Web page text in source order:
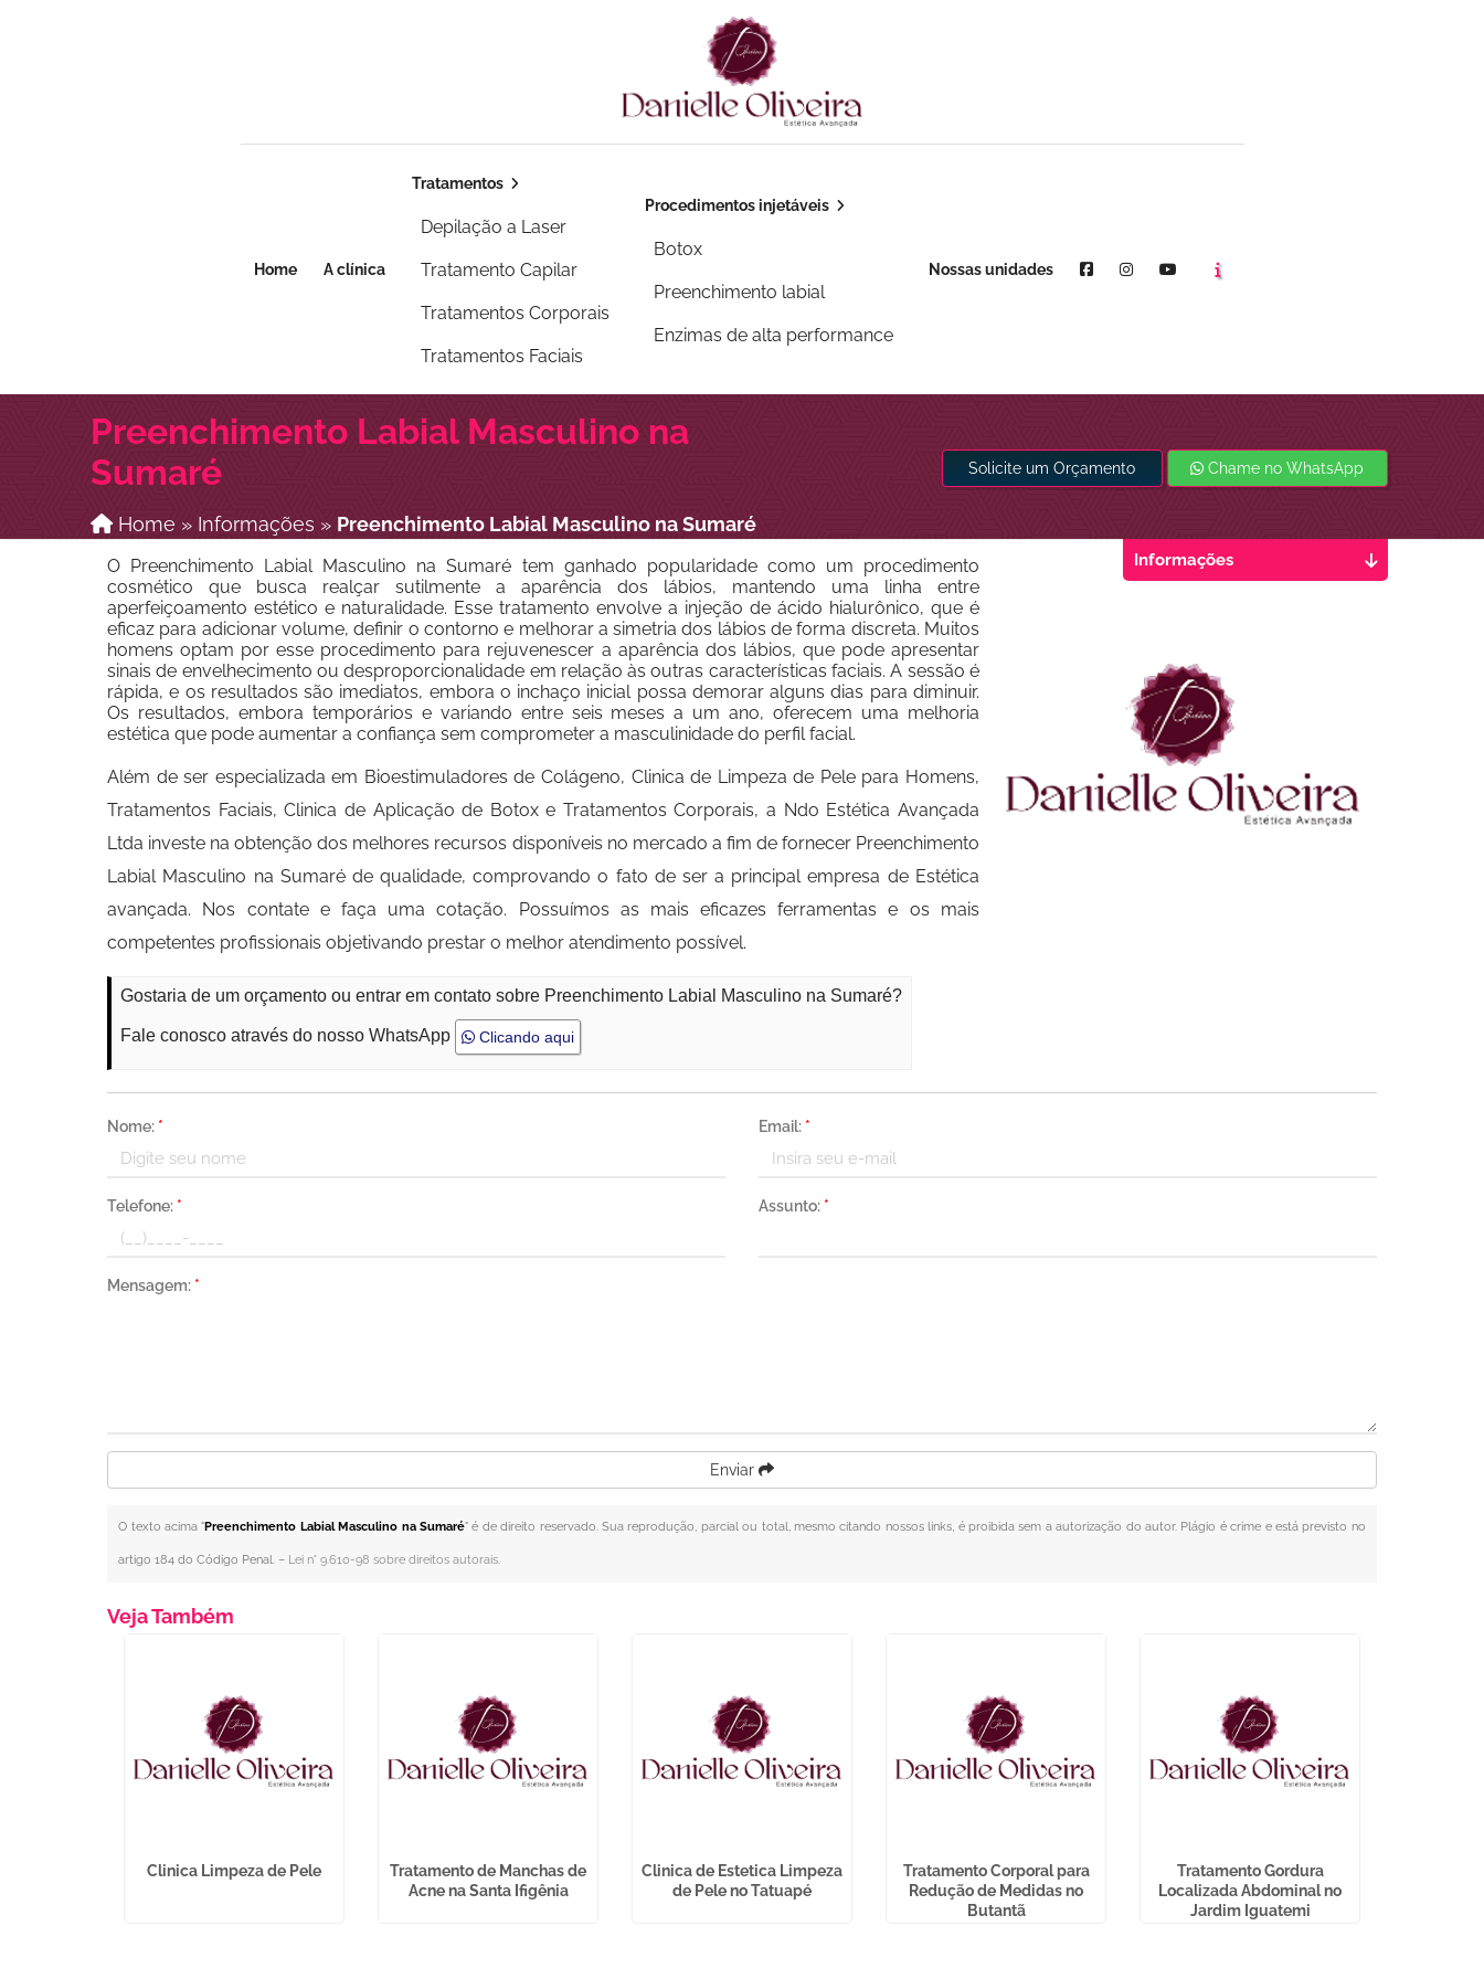
Home A clínica
Tratamentos
Depilação a Laser
Tratamento Capilar
Tratamentos Corporais
Tratamentos Faciais
Procedimentos injetáveis
Botox
Preenchimento labial
Enzimas de alta performance
Nossas unidades Youtube
Preenchimento Labial Masculino na
Sumaré
Home » Informações » Preenchimento Labial Masculino na Sumaré
Solicite um Orçamento Chame no WhatsApp
O Preenchimento Labial Masculino na Sumaré tem ganhado popularidade como um procedimento
cosmético que busca realçar sutilmente a aparência dos lábios, mantendo uma linha entre
aperfeiçoamento estético e naturalidade. Esse tratamento envolve a injeção de ácido hialurônico, que é
eficaz para adicionar volume, definir o contorno e melhorar a simetria dos lábios de forma discreta. Muitos
homens optam por esse procedimento para rejuvenescer a aparência dos lábios, que pode apresentar
sinais de envelhecimento ou desproporcionalidade em relação às outras características faciais. A sessão é
rápida, e os resultados são imediatos, embora o inchaço inicial possa demorar alguns dias para diminuir.
Os resultados, embora temporários e variando entre seis meses a um ano, oferecem uma melhoria
estética que pode aumentar a confiança sem comprometer a masculinidade do perfil facial.
Além de ser especializada em Bioestimuladores de Colágeno, Clinica de Limpeza de Pele para Homens,
Tratamentos Faciais, Clinica de Aplicação de Botox e Tratamentos Corporais, a Ndo Estética Avançada
Ltda investe na obtenção dos melhores recursos disponíveis no mercado a fim de fornecer Preenchimento
Labial Masculino na Sumaré de qualidade, comprovando o fato de ser a principal empresa de Estética
avançada. Nos contate e faça uma cotação. Possuímos as mais eficazes ferramentas e os mais
competentes profissionais objetivando prestar o melhor atendimento possível.
Gostaria de um orçamento ou entrar em contato sobre Preenchimento Labial Masculino na Sumaré?
Fale conosco através do nosso WhatsApp Clicando aqui
Nome: * Email: *
Telefone: * Assunto: *
Mensagem: *
Enviar
O texto acima "Preenchimento Labial Masculino na Sumaré" é de direito reservado. Sua reprodução, parcial ou total, mesmo citando nossos links, é proibida sem a autorização do autor. Plágio é crime e está previsto no
artigo 184 do Código Penal. – Lei n° 9.610-98 sobre direitos autorais.
Informações
Veja Também
Clinica Limpeza de Pele
Tratamento de Manchas de
Acne na Santa Ifigênia
Clinica de Estetica Limpeza
de Pele no Tatuapé
Tratamento Corporal para
Redução de Medidas no
Butantã
Tratamento Gordura
Localizada Abdominal no
Jardim Iguatemi